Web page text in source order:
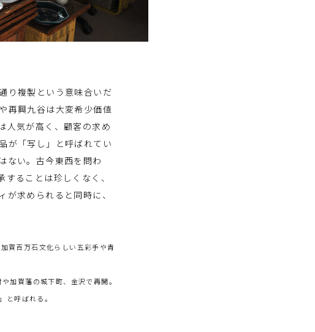
り複製という意味合いだ
再興九谷は大変希少価値
人気が高く、顧客の求め
が「写し」と呼ばれてい
ない。古今東西を問わ
ることは珍しくなく、
求められると同時に、
賀百万石文化らしい五彩手や青
加賀藩の城下町、金沢で再開。
呼ばれる。